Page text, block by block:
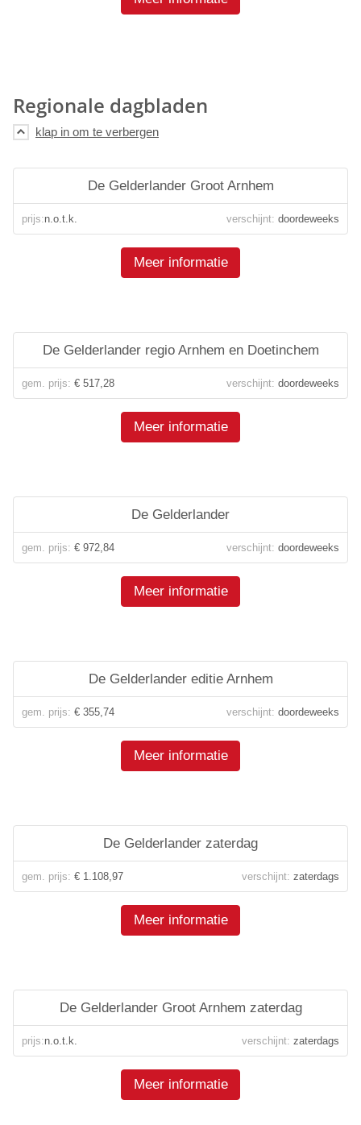
Regionale dagbladen
De Gelderlander Groot Arnhem
prijs:n.o.t.k. verschijnt: doordeweeks
Meer informatie
De Gelderlander regio Arnhem en Doetinchem
gem. prijs: € 517,28 verschijnt: doordeweeks
Meer informatie
De Gelderlander
gem. prijs: € 972,84 verschijnt: doordeweeks
Meer informatie
De Gelderlander editie Arnhem
gem. prijs: € 355,74 verschijnt: doordeweeks
Meer informatie
De Gelderlander zaterdag
gem. prijs: € 1.108,97 verschijnt: zaterdags
Meer informatie
De Gelderlander Groot Arnhem zaterdag
prijs:n.o.t.k. verschijnt: zaterdags
Meer informatie